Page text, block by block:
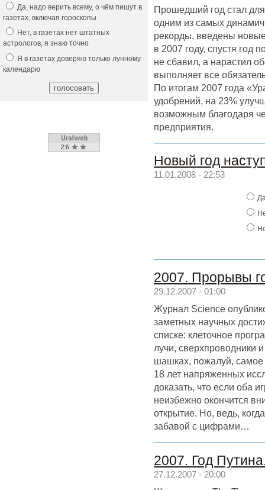
Прошедший год стал
одним из самых
рекорды, введены
в 2007 году, спустя год
не сбавил, а нарастил
выполняет все
По итогам 2007 года
удобрений, на 23%
возможным благодаря
предприятия.
Новый год
11.01.2008 - 22:53
2007. Прорывы
29.12.2007 - 01:00
Журнал Science
заметных научных
списке: клеточное
лучи, сверхпроводники
шашках, пожалуй,
18 лет напряженных
доказать, что если оба
неизбежно окончится
открытие. Но, ведь,
забавой с цифрами…
2007. Год
27.12.2007 - 20:00
Да, надо верить всему, о чём пишут в
газетах, включая гороскопы
Нет, в газетах нет штатных
астрологов, я знаю точно
Я в газетах доверяю только лунному
календарю